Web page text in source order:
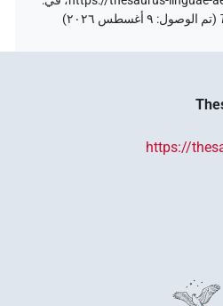
(تم الوصول: ٩ أغسطس ٢٠٢٦ )
https://